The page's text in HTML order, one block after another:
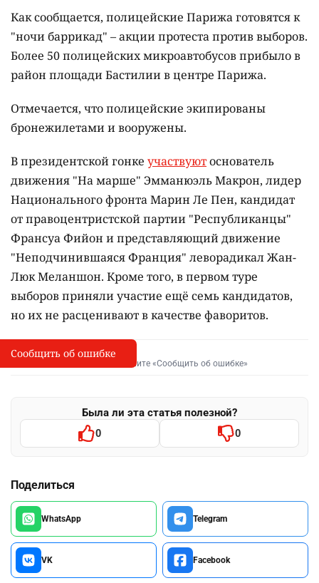
Как сообщается, полицейские Парижа готовятся к
"ночи баррикад" – акции протеста против выборов.
Более 50 полицейских микроавтобусов прибыло в
район площади Бастилии в центре Парижа.
Отмечается, что полицейские экипированы
бронежилетами и вооружены.
В президентской гонке участвуютоснователь
движения "На марше" Эмманюэль Макрон, лидер
Национального фронта Марин Ле Пен, кандидат
от правоцентристской партии "Республиканцы"
Франсуа Фийон и представляющий движение
"Неподчинившаяся Франция" леворадикал Жан-
Люк Меланшон. Кроме того, в первом туре
выборов приняли участие ещё семь кандидатов,
но их не расценивают в качестве фаворитов.
I
Сообщить об опечатке
Выделите фрагмент и нажмите «Сообщить об ошибке»
Была ли эта статья полезной?
0 0
Поделиться
WhatsApp Telegram
VK Facebook
Сообщить об ошибке